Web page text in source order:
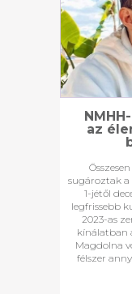
az
sugároztak a
1-jétől
legfrissebb
2023-as
kínálatban
Magdolna
félszer